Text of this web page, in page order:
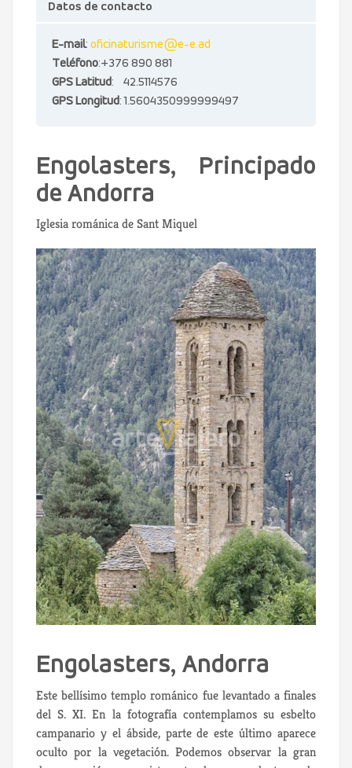
Datos de contacto
E-mail: oficinaturisme@e-e.ad
Teléfono:+376 890 881
GPS Latitud: 42.5114576
GPS Longitud: 1.5604350999999497
Engolasters, Principado
de Andorra
Iglesia románica de Sant Miquel
Engolasters, Andorra
Este bellísimo templo románico fue levantado a finales
del S. XI. En la fotografía contemplamos su esbelto
campanario y el ábside, parte de este último aparece
oculto por la vegetación. Podemos observar la gran